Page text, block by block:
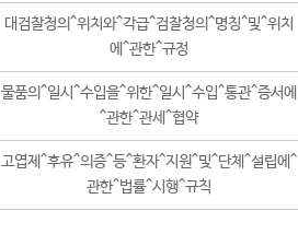
대검찰청의^위치와^각급^검찰청의^명칭^및^위치
에^관한^규정
물품의^일시^수입을^위한^일시^수입^통관^증서에
^관한^관세^협약
고엽제^후유^의증^등^환자^지원^및^단체^설립에^
관한^법률^시행^규칙